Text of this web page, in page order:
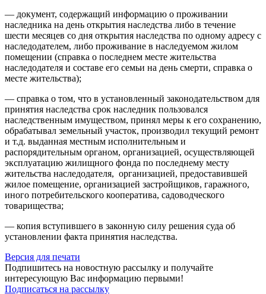
— документ, содержащий информацию о проживании
наследника на день открытия наследства либо в течение
шести месяцев со дня открытия наследства по одному адресу с
наследодателем, либо проживание в наследуемом жилом
помещении (справка о последнем месте жительства
наследодателя и составе его семьи на день смерти, справка о
месте жительства);
— справка о том, что в установленный законодательством для
принятия наследства срок наследник пользовался
наследственным имуществом, принял меры к его сохранению,
обрабатывал земельный участок, производил текущий ремонт
и т.д. выданная местным исполнительным и
распорядительным органом, организацией, осуществляющей
эксплуатацию жилищного фонда по последнему месту
жительства наследодателя, организацией, предоставившей
жилое помещение, организацией застройщиков, гаражного,
иного потребительского кооператива, садоводческого
товарищества;
— копия вступившего в законную силу решения суда об
установлении факта принятия наследства.
Версия для печати
Подпишитесь на новостную рассылку и получайте
интересующую Вас информацию первыми!
Подписаться на рассылку